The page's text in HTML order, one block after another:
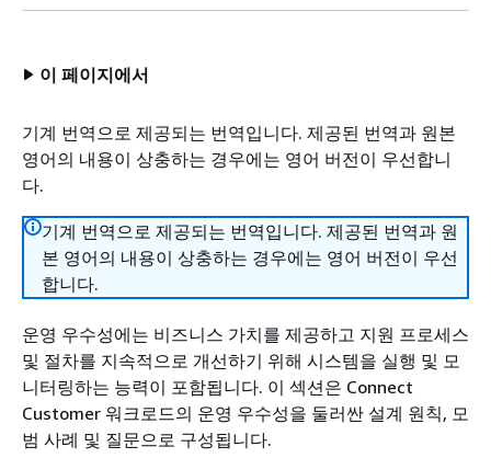
이 페이지에서
기계 번역으로 제공되는 번역입니다. 제공된 번역과 원본
영어의 내용이 상충하는 경우에는 영어 버전이 우선합니
다.
기계 번역으로 제공되는 번역입니다. 제공된 번역과 원
본 영어의 내용이 상충하는 경우에는 영어 버전이 우선
합니다.
운영 우수성에는 비즈니스 가치를 제공하고 지원 프로세스
및 절차를 지속적으로 개선하기 위해 시스템을 실행 및 모
니터링하는 능력이 포함됩니다. 이 섹션은 Connect
Customer 워크로드의 운영 우수성을 둘러싼 설계 원칙, 모
범 사례 및 질문으로 구성됩니다.